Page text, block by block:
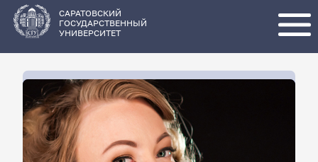
основному
содержанию
САРАТОВСКИЙ
ГОСУДАРСТВЕННЫЙ
УНИВЕРСИТЕТ